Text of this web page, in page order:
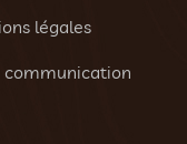
légales
communication